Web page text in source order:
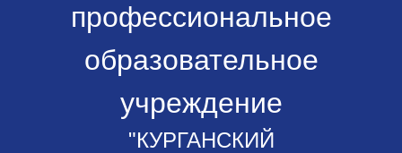
профессиональное
образовательное
учреждение
"КУРГАНСКИЙ